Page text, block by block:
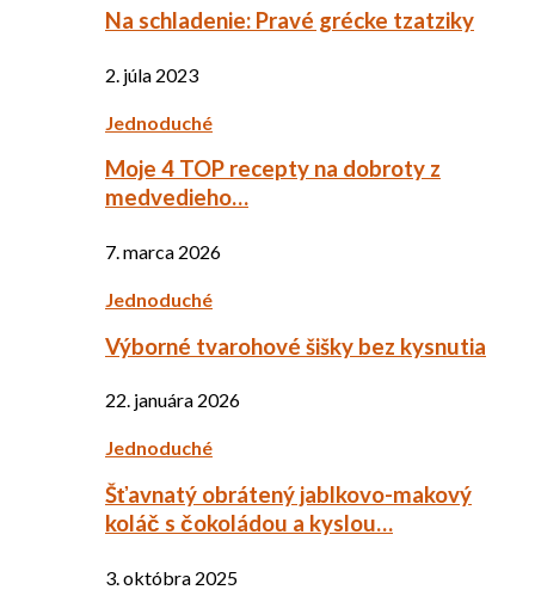
Na schladenie: Pravé grécke tzatziky
2. júla 2023
Jednoduché
Moje 4 TOP recepty na dobroty z
medvedieho…
7. marca 2026
Jednoduché
Výborné tvarohové šišky bez kysnutia
22. januára 2026
Jednoduché
Šťavnatý obrátený jablkovo-makový
koláč s čokoládou a kyslou…
3. októbra 2025